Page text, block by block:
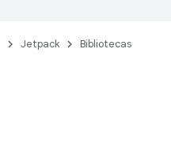
Jetpack Bibliotecas